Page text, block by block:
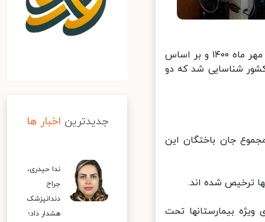
در گزارش وزارت بهداشت آمده است: از دیروز(یکشنبه) تا امروز(دوشنبه) ۱۲ مهر ماه ۱۴۰۰ و بر اساس
۱۴ هزار و ۶۰۷ بیمار جدید مبتلا به کووید۱۹ در کشور شناسایی شد که دو
دادند و مجموع جان باختگان این
های مراقبت های ویژه بیمارستانها تحت
جدیدترین اخبار ها
ندا حیدری،
جراح
دندانپزشک
هشدار داد؛